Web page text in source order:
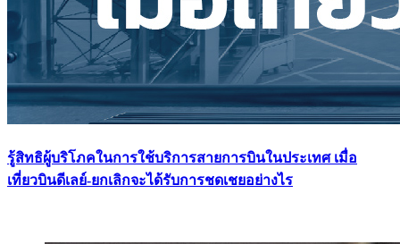
รู้สิทธิผู้บริโภคในการใช้บริการสายการบินในประเทศ เมื่อ
เที่ยวบินดีเลย์-ยกเลิกจะได้รับการชดเชยอย่างไร